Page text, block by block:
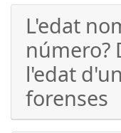
L'edat
número?
l'edat
forenses